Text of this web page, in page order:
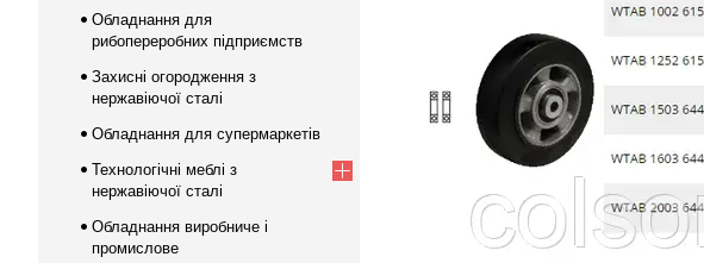
Обладнання для
рибопереробних підприємств
Захисні огородження з
нержавіючої сталі
Обладнання для супермаркетів
Технологічні меблі з
нержавіючої сталі
Обладнання виробниче і
промислове